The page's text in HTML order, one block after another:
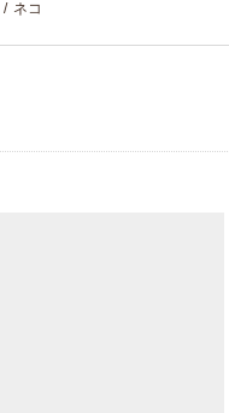
ネコ